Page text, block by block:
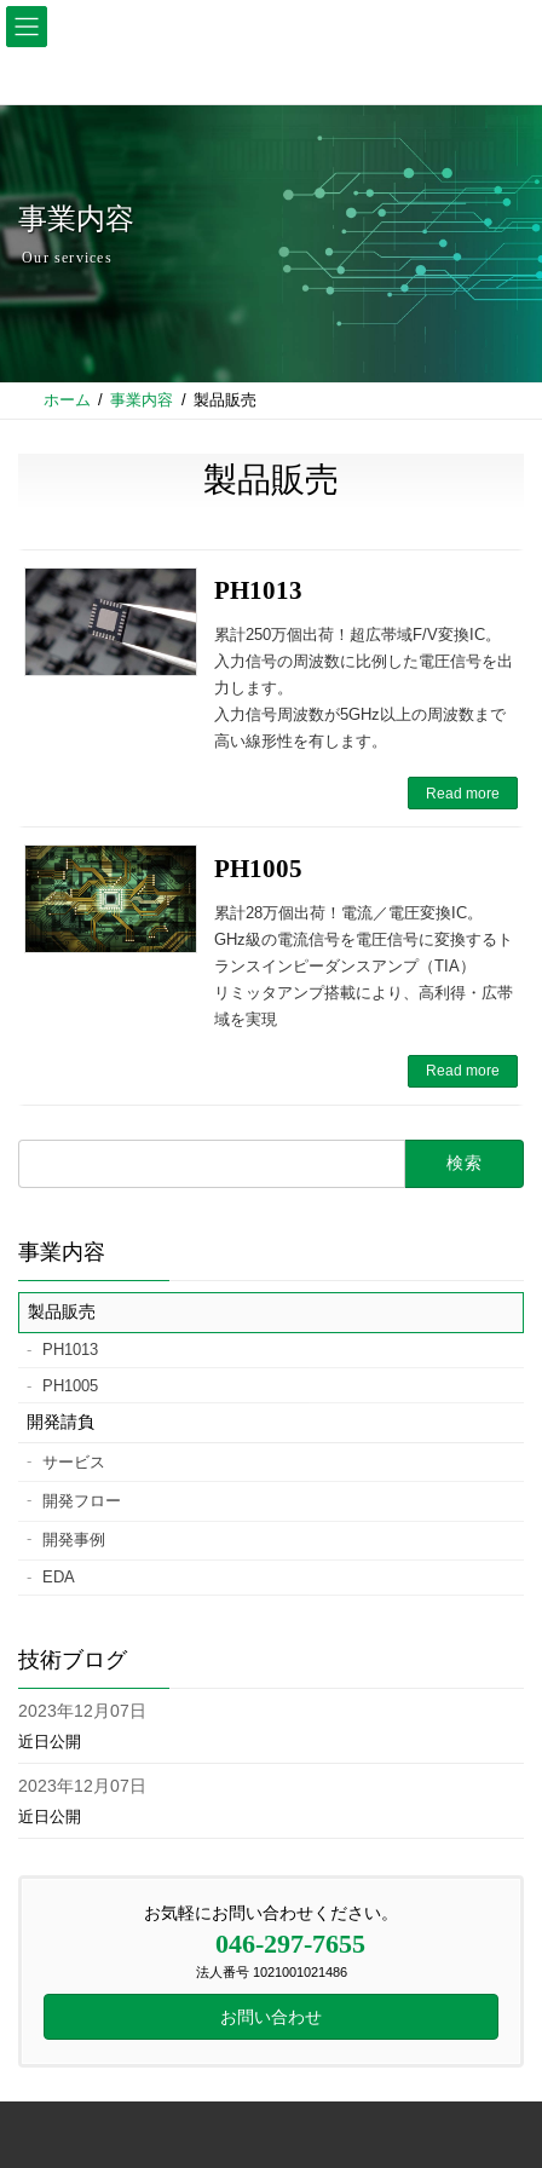
コ
ン
テ
へ
プ
ナ
ビ
ゲ
ョ
動事業内容
Our services
ホーム 事業内容 製品販売
製品販売
PH1013
累計250万個出荷！超広帯域F/V変換IC。
入力信号の周波数に比例した電圧信号を出
力します。
入力信号周波数が5GHz以上の周波数まで
高い線形性を有します。
Read more
PH1005
累計28万個出荷！電流／電圧変換IC。
GHz級の電流信号を電圧信号に変換するト
ランスインピーダンスアンプ（TIA）
リミッタアンプ搭載により、高利得・広帯
域を実現
Read more
検
事業内容
製品販売
PH1013
PH1005
開発請負
サービス
開発フロー
開発事例
EDA
技術ブログ
2023年12月07日
近日公開
2023年12月07日
近日公開
お気軽にお問い合わせください。
046-297-7655
法人番号 1021001021486
お問い合わせ